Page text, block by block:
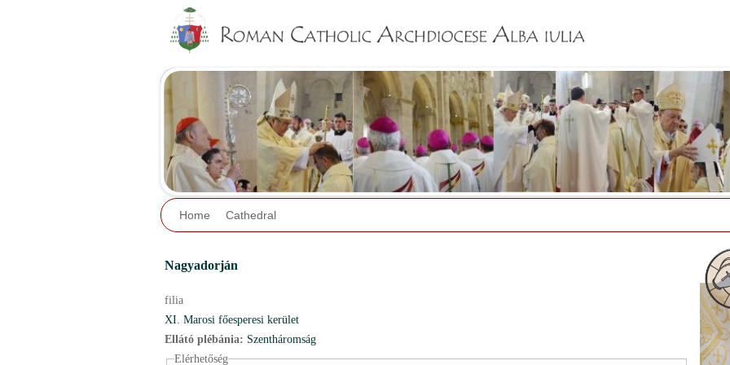
Home Cathedral
Nagyadorján
filia
XI. Marosi főesperesi kerület
Ellátó plébánia: Szentháromság
Elérhetőség